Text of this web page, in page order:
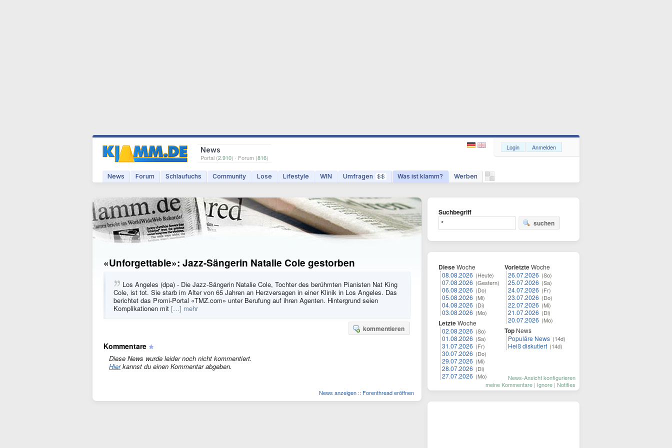
News
Portal (2.910) · Forum (816)
News Forum Schlaufuchs Community Lose Lifestyle WIN Umfragen $$ Was ist klamm? Werben
Login Anmelden
«Unforgettable»: Jazz-Sängerin Natalie Cole gestorben
Los Angeles (dpa) - Die Jazz-Sängerin Natalie Cole, Tochter des berühmten Pianisten Nat King
Cole, ist tot. Sie starb im Alter von 65 Jahren an Herzversagen in einer Klinik in Los Angeles. Das
berichtet das Promi-Portal «TMZ.com» unter Berufung auf ihren Agenten. Hintergrund seien
Komplikationen mit […] mehr
kommentieren
Kommentare
Diese News wurde leider noch nicht kommentiert.
Hierkannst du einen Kommentar abgeben.
News anzeigen :: Forenthread eröffnen
Suchbegriff
suchen
DieseWoche
08.08.2026 (Heute)
07.08.2026 (Gestern)
06.08.2026 (Do)
05.08.2026 (Mi)
04.08.2026 (Di)
03.08.2026 (Mo)
LetzteWoche
02.08.2026 (So)
01.08.2026 (Sa)
31.07.2026 (Fr)
30.07.2026 (Do)
29.07.2026 (Mi)
28.07.2026 (Di)
27.07.2026 (Mo)
VorletzteWoche
26.07.2026 (So)
25.07.2026 (Sa)
24.07.2026 (Fr)
23.07.2026 (Do)
22.07.2026 (Mi)
21.07.2026 (Di)
20.07.2026 (Mo)
Top News
Populäre News (14d)
Heiß diskutiert (14d)
News-Ansicht konfigurieren
meine Kommentare | Ignore | Notifies